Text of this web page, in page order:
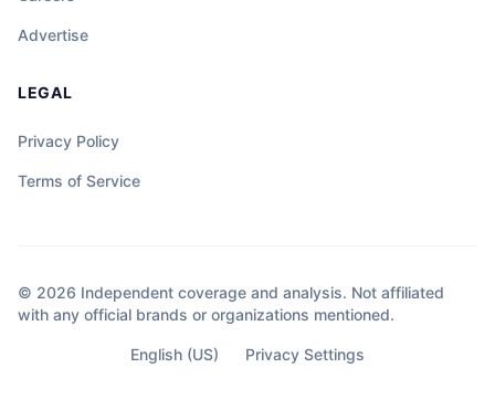
Advertise
LEGAL
Privacy Policy
Terms of Service
© 2026 Independent coverage and analysis. Not affiliated
with any official brands or organizations mentioned.
English (US) Privacy Settings